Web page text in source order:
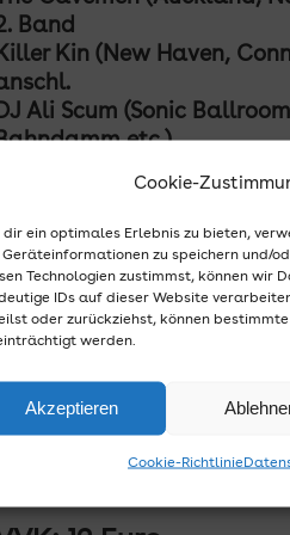
Cookie-
dir ein optimales Erlebnis zu bieten,
Geräteinformationen zu speichern und/
Technologien zustimmst, können wir
IDs auf dieser Website
oder zurückziehst, können
werden.
Akzeptieren
Cookie-Richtlinie
Band
Kin (New Haven,
Ali Scum (Sonic
etc.)
CAVEMEN
KIN (New
Freitag, 31.05.2024
AJZ Bahndamm